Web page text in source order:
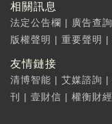
相關訊息
法定公告欄 | 廣告查詢
版權聲明 | 重要聲明 |
友情鏈接
清博智能 | 艾媒諮詢 |
刊
| 壹財信 | 權衡財經